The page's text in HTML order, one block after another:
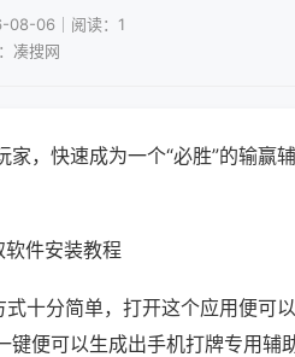
08-06｜阅读：1
凑搜网
，快速成为一个“必胜”的输赢
件安装教程
十分简单，打开这个应用便可
便可以生成出手机打牌专用辅